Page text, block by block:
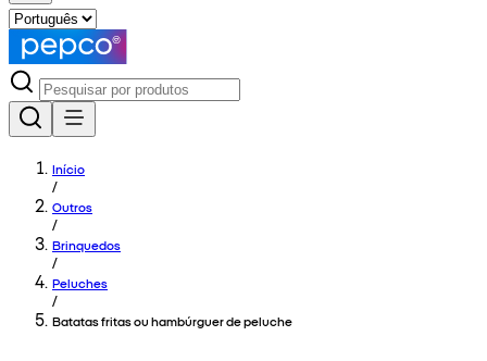
Início
/
Outros
/
Brinquedos
/
Peluches
/
Batatas fritas ou hambúrguer de peluche